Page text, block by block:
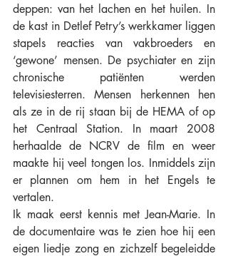
deppen: van het lachen en het huilen. In
de kast in Detlef Petry’s werkkamer liggen
stapels reacties van vakbroeders en
‘gewone’ mensen. De psychiater en zijn
chronische patiënten werden
televisiesterren. Mensen herkennen hen
als ze in de rij staan bij de HEMA of op
het Centraal Station. In maart 2008
herhaalde de NCRV de film en weer
maakte hij veel tongen los. Inmiddels zijn
er plannen om hem in het Engels te
vertalen.
Ik maak eerst kennis met Jean-Marie. In
de documentaire was te zien hoe hij een
eigen liedje zong en zichzelf begeleidde